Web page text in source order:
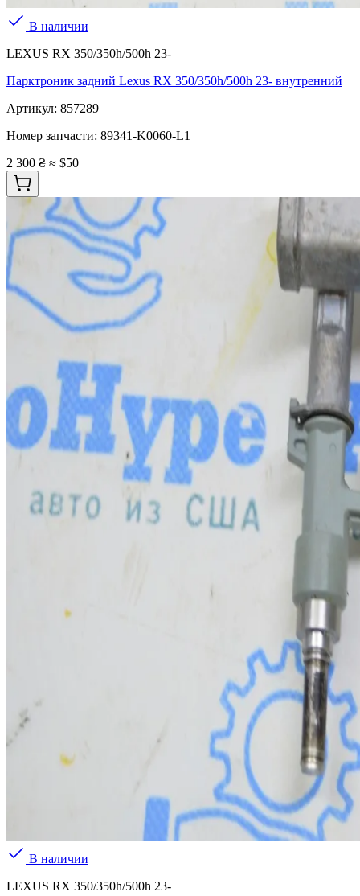
В наличии
LEXUS RX 350/350h/500h 23-
Парктроник задний Lexus RX 350/350h/500h 23- внутренний
Артикул: 857289
Номер запчасти: 89341-K0060-L1
2 300 ₴ ≈ $50
В наличии
LEXUS RX 350/350h/500h 23-